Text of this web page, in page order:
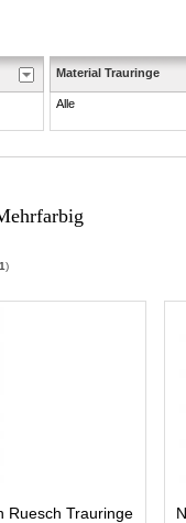
Material Trauringe
Alle
)
Ruesch Trauringe